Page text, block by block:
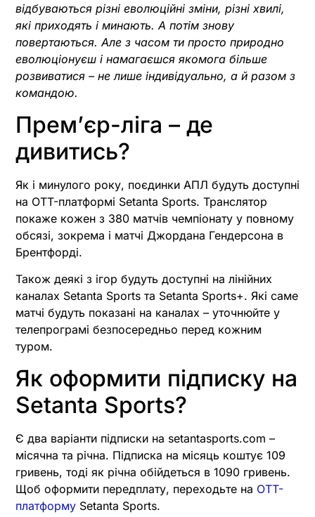
відбуваються різні еволюційні зміни, різні хвилі,
які приходять і минають. А потім знову
повертаються. Але з часом ти просто природно
еволюціонуєш і намагаєшся якомога більше
розвиватися – не лише індивідуально, а й разом з
командою.
Прем’єр-ліга – де
дивитись?
Як і минулого року, поєдинки АПЛ будуть доступні
на OTT-платформі Setanta Sports. Транслятор
покаже кожен з 380 матчів чемпіонату у повному
обсязі, зокрема і матчі Джордана Гендерсона в
Брентфорді.
Також деякі з ігор будуть доступні на лінійних
каналах Setanta Sports та Setanta Sports+. Які саме
матчі будуть показані на каналах – уточнюйте у
телепрограмі безпосередньо перед кожним
туром.
Як оформити підписку на
Setanta Sports?
Є два варіанти підписки на setantasports.com –
місячна та річна. Підписка на місяць коштує 109
гривень, тоді як річна обійдеться в 1090 гривень.
Щоб оформити передплату, переходьте на OTT-
платформу Setanta Sports.